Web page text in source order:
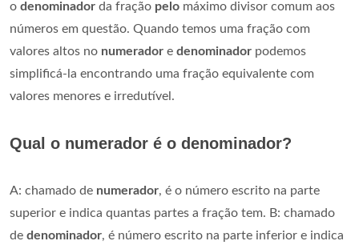
o denominador da fração pelo máximo divisor comum aos
números em questão. Quando temos uma fração com
valores altos no numerador e denominador podemos
simplificá-la encontrando uma fração equivalente com
valores menores e irredutível.
Qual o numerador é o denominador?
A: chamado de numerador, é o número escrito na parte
superior e indica quantas partes a fração tem. B: chamado
de denominador, é número escrito na parte inferior e indica